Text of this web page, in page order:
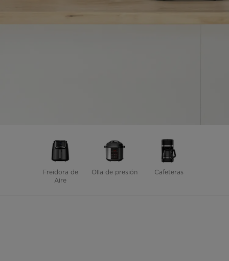
Freidora de
Aire
Olla de presión Cafeteras